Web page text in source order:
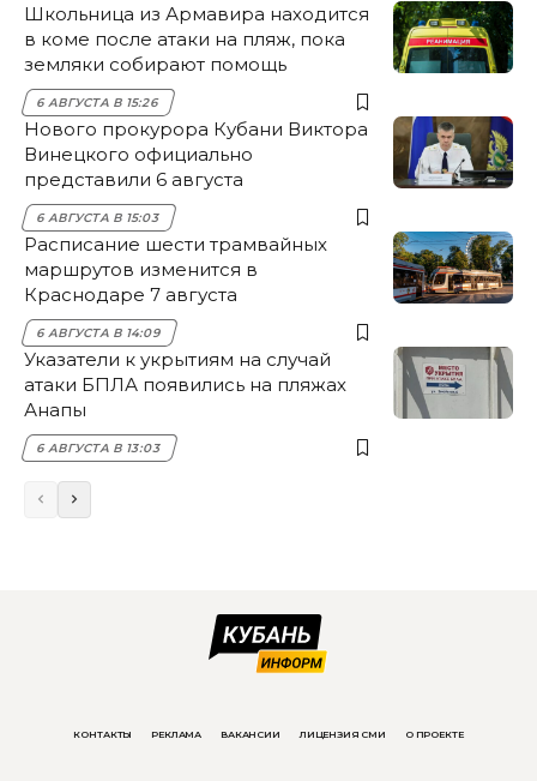
Школьница из Армавира находится
в коме после атаки на пляж, пока
земляки собирают помощь
6 АВГУСТА В 15:26
Нового прокурора Кубани Виктора
Винецкого официально
представили 6 августа
6 АВГУСТА В 15:03
Расписание шести трамвайных
маршрутов изменится в
Краснодаре 7 августа
6 АВГУСТА В 14:09
Указатели к укрытиям на случай
атаки БПЛА появились на пляжах
Анапы
6 АВГУСТА В 13:03
КОНТАКТЫ РЕКЛАМА ВАКАНСИИ ЛИЦЕНЗИЯ СМИ О ПРОЕКТЕ